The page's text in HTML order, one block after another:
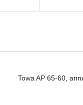
Towa AP 65-60,